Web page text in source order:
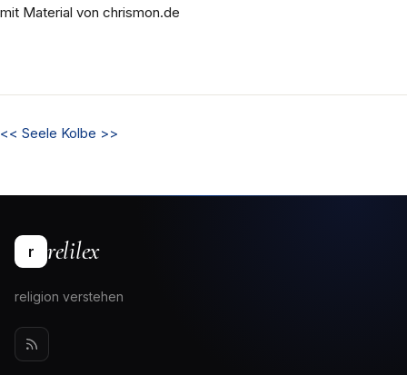
mit Material von chrismon.de
<< Seele Kolbe >>
r relilex
religion verstehen